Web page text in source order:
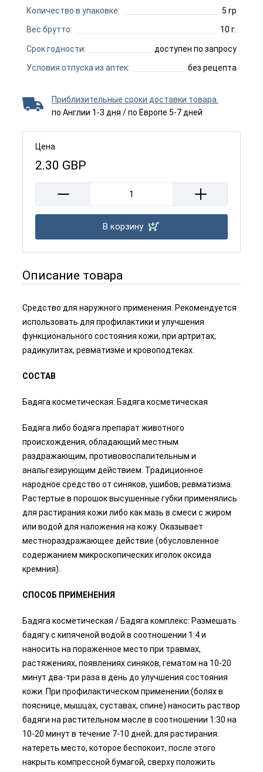
Количество в упаковке: 5 гр
Вес брутто: 10 г.
Срок годности: доступен по запросу
Условия отпуска из аптек: без рецепта
Приблизительные сроки доставки товара.
по Англии 1-3 дня / по Европе 5-7 дней
Цена
2.30 GBP
В корзину
Описание товара
Средство для наружного применения. Рекомендуется
использовать для профилактики и улучшения
функционального состояния кожи, при артритах,
радикулитах, ревматизме и кровоподтеках.
СОСТАВ
Бадяга косметическая: Бадяга косметическая
Бадяга либо бодяга препарат животного
происхождения, обладающий местным
раздражающим, противовоспалительным и
анальгезирующим действием. Традиционное
народное средство от синяков, ушибов, ревматизма.
Растертые в порошок высушенные губки применялись
для растирания кожи либо как мазь в смеси с жиром
или водой для наложения на кожу. Оказывает
местнораздражающее действие (обусловленное
содержанием микроскопических иголок оксида
кремния).
СПОСОБ ПРИМЕНЕНИЯ
Бадяга косметическая / Бадяга комплекс: Размешать
бадягу с кипяченой водой в соотношении 1:4 и
наносить на пораженное место при травмах,
растяжениях, появлениях синяков, гематом на 10-20
минут два-три раза в день до улучшения состояния
кожи. При профилактическом применении (болях в
пояснице, мышцах, суставах, спине) наносить раствор
бадяги на растительном масле в соотношении 1:30 на
10-20 минут в течение 7-10 дней; для растирания:
натереть место, которое беспокоит, после этого
накрыть компрессной бумагой, сверху положить